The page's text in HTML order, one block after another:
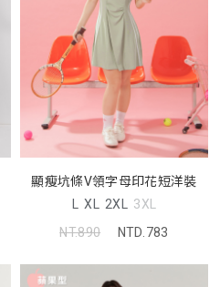
顯瘦坑條V領字母印花短洋裝
L XL 2XL 3XL
NT.890
NTD.783